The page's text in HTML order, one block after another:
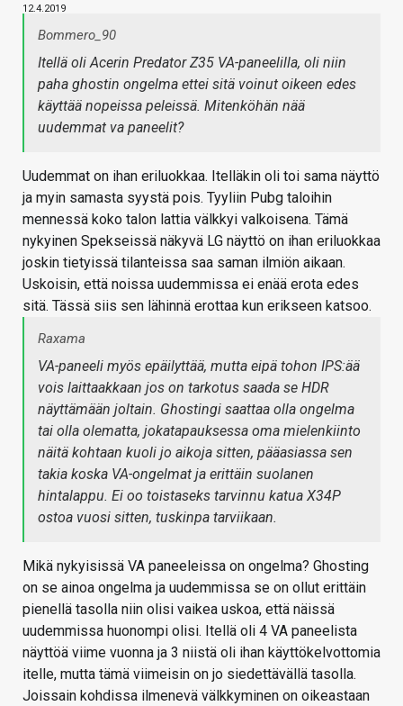
12.4.2019
Bommero_90
Itellä oli Acerin Predator Z35 VA-paneelilla, oli niin
paha ghostin ongelma ettei sitä voinut oikeen edes
käyttää nopeissa peleissä. Mitenköhän nää
uudemmat va paneelit?
Uudemmat on ihan eriluokkaa. Itelläkin oli toi sama näyttö
ja myin samasta syystä pois. Tyyliin Pubg taloihin
mennessä koko talon lattia välkkyi valkoisena. Tämä
nykyinen Spekseissä näkyvä LG näyttö on ihan eriluokkaa
joskin tietyissä tilanteissa saa saman ilmiön aikaan.
Uskoisin, että noissa uudemmissa ei enää erota edes
sitä. Tässä siis sen lähinnä erottaa kun erikseen katsoo.
Raxama
VA-paneeli myös epäilyttää, mutta eipä tohon IPS:ää
vois laittaakkaan jos on tarkotus saada se HDR
näyttämään joltain. Ghostingi saattaa olla ongelma
tai olla olematta, jokatapauksessa oma mielenkiinto
näitä kohtaan kuoli jo aikoja sitten, pääasiassa sen
takia koska VA-ongelmat ja erittäin suolanen
hintalappu. Ei oo toistaseks tarvinnu katua X34P
ostoa vuosi sitten, tuskinpa tarviikaan.
Mikä nykyisissä VA paneeleissa on ongelma? Ghosting
on se ainoa ongelma ja uudemmissa se on ollut erittäin
pienellä tasolla niin olisi vaikea uskoa, että näissä
uudemmissa huonompi olisi. Itellä oli 4 VA paneelista
näyttöä viime vuonna ja 3 niistä oli ihan käyttökelvottomia
itelle, mutta tämä viimeisin on jo siedettävällä tasolla.
Joissain kohdissa ilmenevä välkkyminen on oikeastaan